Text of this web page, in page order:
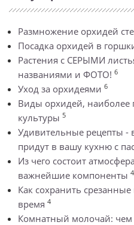
Размножение орхидей
Посадка орхидей в
Растения с СЕРЫМИ
названиями и ФОТО! 6
Уход за орхидеями 6
Виды орхидей, наиболее
культуры 5
Удивительные рецепты -
придут в вашу кухню с
Из чего состоит
важнейшие компоненты 4
Как сохранить
время 4
Комнатный молочай: чем